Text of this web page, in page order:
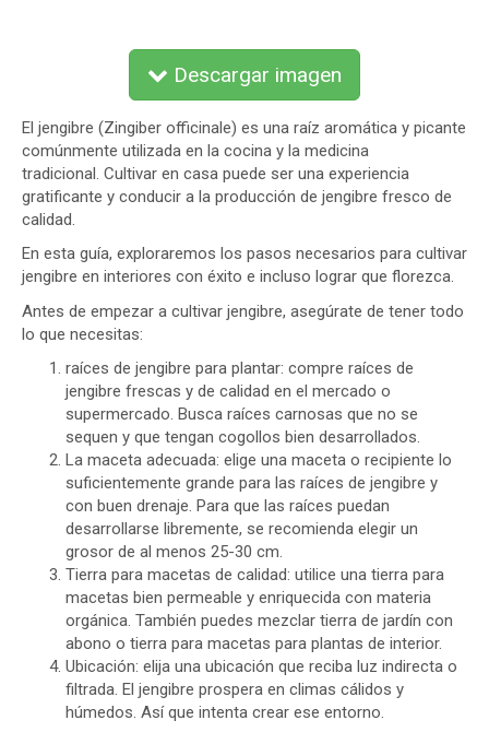
Descargar imagen
El jengibre (Zingiber officinale) es una raíz aromática y picante
comúnmente utilizada en la cocina y la medicina
tradicional. Cultivar en casa puede ser una experiencia
gratificante y conducir a la producción de jengibre fresco de
calidad.
En esta guía, exploraremos los pasos necesarios para cultivar
jengibre en interiores con éxito e incluso lograr que florezca.
Antes de empezar a cultivar jengibre, asegúrate de tener todo
lo que necesitas:
raíces de jengibre para plantar: compre raíces de
jengibre frescas y de calidad en el mercado o
supermercado. Busca raíces carnosas que no se
sequen y que tengan cogollos bien desarrollados.
La maceta adecuada: elige una maceta o recipiente lo
suficientemente grande para las raíces de jengibre y
con buen drenaje. Para que las raíces puedan
desarrollarse libremente, se recomienda elegir un
grosor de al menos 25-30 cm.
Tierra para macetas de calidad: utilice una tierra para
macetas bien permeable y enriquecida con materia
orgánica. También puedes mezclar tierra de jardín con
abono o tierra para macetas para plantas de interior.
Ubicación: elija una ubicación que reciba luz indirecta o
filtrada. El jengibre prospera en climas cálidos y
húmedos. Así que intenta crear ese entorno.